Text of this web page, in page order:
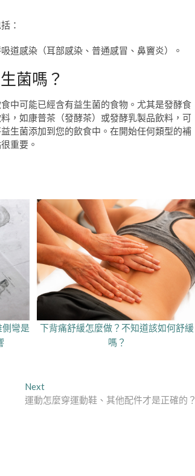
：
道感染（耳部感染、普通感冒、鼻竇炎）。
菌嗎？
中可能已經含有益生菌的食物。尤其是發酵食
，如康普茶（發酵茶）或發酵乳製品飲料，可
生菌添加到您的飲食中。在開始任何類型的補
重要。
彎是
下背痛舒緩怎麼做？不知道該如何舒緩
嗎？
NextNext
post:
運動怎麼穿運動鞋、其他配件才是正確的？